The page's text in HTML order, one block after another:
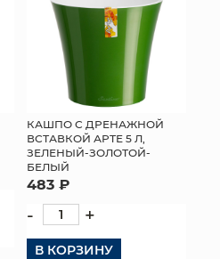
КАШПО С ДРЕНАЖНОЙ
ВСТАВКОЙ АРТЕ 5 Л,
ЗЕЛЕНЫЙ-ЗОЛОТОЙ-
БЕЛЫЙ
483 ₽
- +
В КОРЗИНУ